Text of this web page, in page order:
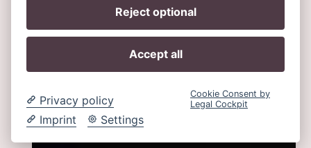
Reject optional
Accept all
Privacy policy
Imprint
Settings
Cookie Consent by
Legal Cockpit